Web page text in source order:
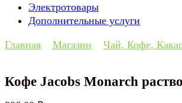
Электротовары
Дополнительные услуги
Главная Магазин Чай, Кофе,
Кофе Jacobs Monarch